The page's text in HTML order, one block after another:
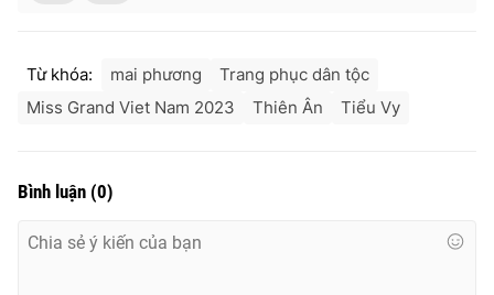
Từ khóa: mai phương
Trang phục dân tộc
Miss Grand Viet Nam 2023
Thiên Ân Tiểu Vy
Bình luận (0)